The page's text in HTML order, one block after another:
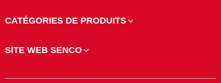
CATÉGORIES DE PRODUITS
SITE WEB SENCO